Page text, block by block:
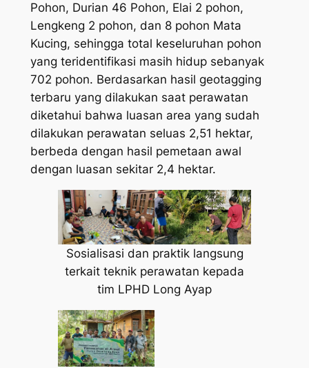
Pohon, Durian 46 Pohon, Elai 2 pohon,
Lengkeng 2 pohon, dan 8 pohon Mata
Kucing, sehingga total keseluruhan pohon
yang teridentifikasi masih hidup sebanyak
702 pohon. Berdasarkan hasil geotagging
terbaru yang dilakukan saat perawatan
diketahui bahwa luasan area yang sudah
dilakukan perawatan seluas 2,51 hektar,
berbeda dengan hasil pemetaan awal
dengan luasan sekitar 2,4 hektar.
Sosialisasi dan praktik langsung
terkait teknik perawatan kepada
tim LPHD Long Ayap